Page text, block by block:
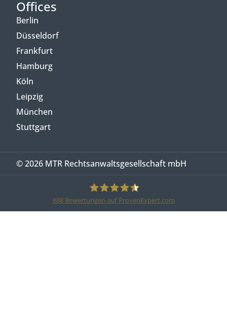
Offices
Berlin
Düsseldorf
Frankfurt
Hamburg
Köln
Leipzig
München
Stuttgart
© 2026 MTR Rechtsanwaltsgesellschaft mbH
888Bewertungen auf ProvenExpert.com